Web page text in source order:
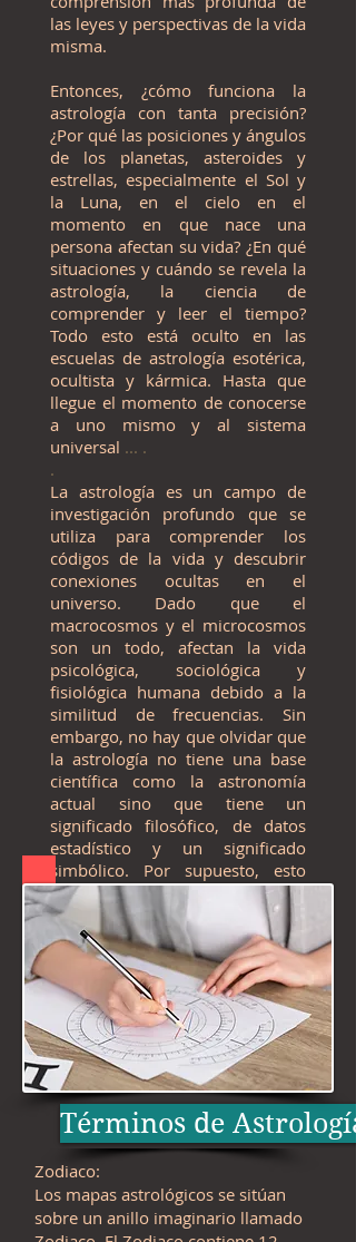
las leyes y perspectivas de la vida
misma.
Entonces,
¿cómo funciona la
astrología con tanta precisión?
¿Por qué las posiciones y ángulos
de los planetas, asteroides y
estrellas, especialmente el Sol y
la Luna, en el cielo en el
momento en que nace una
persona afectan su vida? ¿En qué
situaciones y cuándo se revela la
astrología, la ciencia de
comprender y leer el tiempo?
Todo esto está oculto en las
escuelas de astrología esotérica,
ocultista y kármica. Hasta que
llegue el momento de conocerse
a uno mismo y al sistema
universal ... .
.
La astrología es un campo de
investigación profundo que se
utiliza para comprender los
códigos de la vida y descubrir
conexiones ocultas en el
universo.
Dado que el
macrocosmos y el microcosmos
son un todo, afectan la vida
psicológica, sociológica y
fisiológica humana debido a la
similitud de frecuencias.
Sin
embargo, no hay que olvidar que
la astrología no tiene una base
científica como la astronomía
actual sino que tiene un
significado filosófico, de datos
estadístico y un significado
simbólico. Por supuesto, esto
está cambiando paso a paso hoy
en día, la Astrología emerge cada
vez más como un todo integral
de la vida con su perspectiva
holística, rompiendo prejuicios,
como en el pasado.
Términos de Astrología
Zodiaco:
Los mapas astrológicos se sitúan
sobre un anillo imaginario llamado